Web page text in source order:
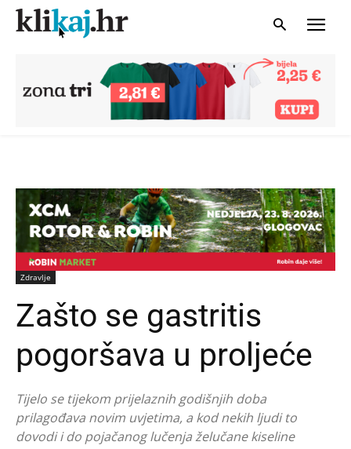
Zdravlje
Zašto se gastritis
pogoršava u proljeće
Tijelo se tijekom prijelaznih godišnjih doba
prilagođava novim uvjetima, a kod nekih ljudi to
dovodi i do pojačanog lučenja želučane kiseline